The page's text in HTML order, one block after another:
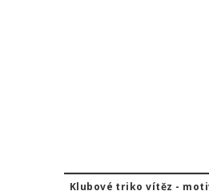
Klubové triko vítěz -